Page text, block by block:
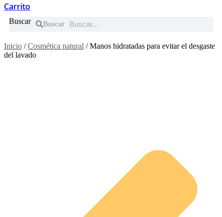
Carrito
Buscar Buscar
Inicio /Cosmética natural / Manos hidratadas para evitar el desgaste
del lavado